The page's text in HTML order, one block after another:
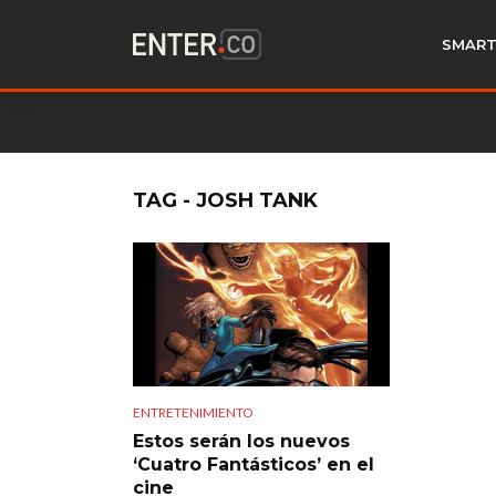
TAG - JOSH TANK
ENTRETENIMIENTO
Estos serán los nuevos
‘Cuatro Fantásticos’ en el
cine